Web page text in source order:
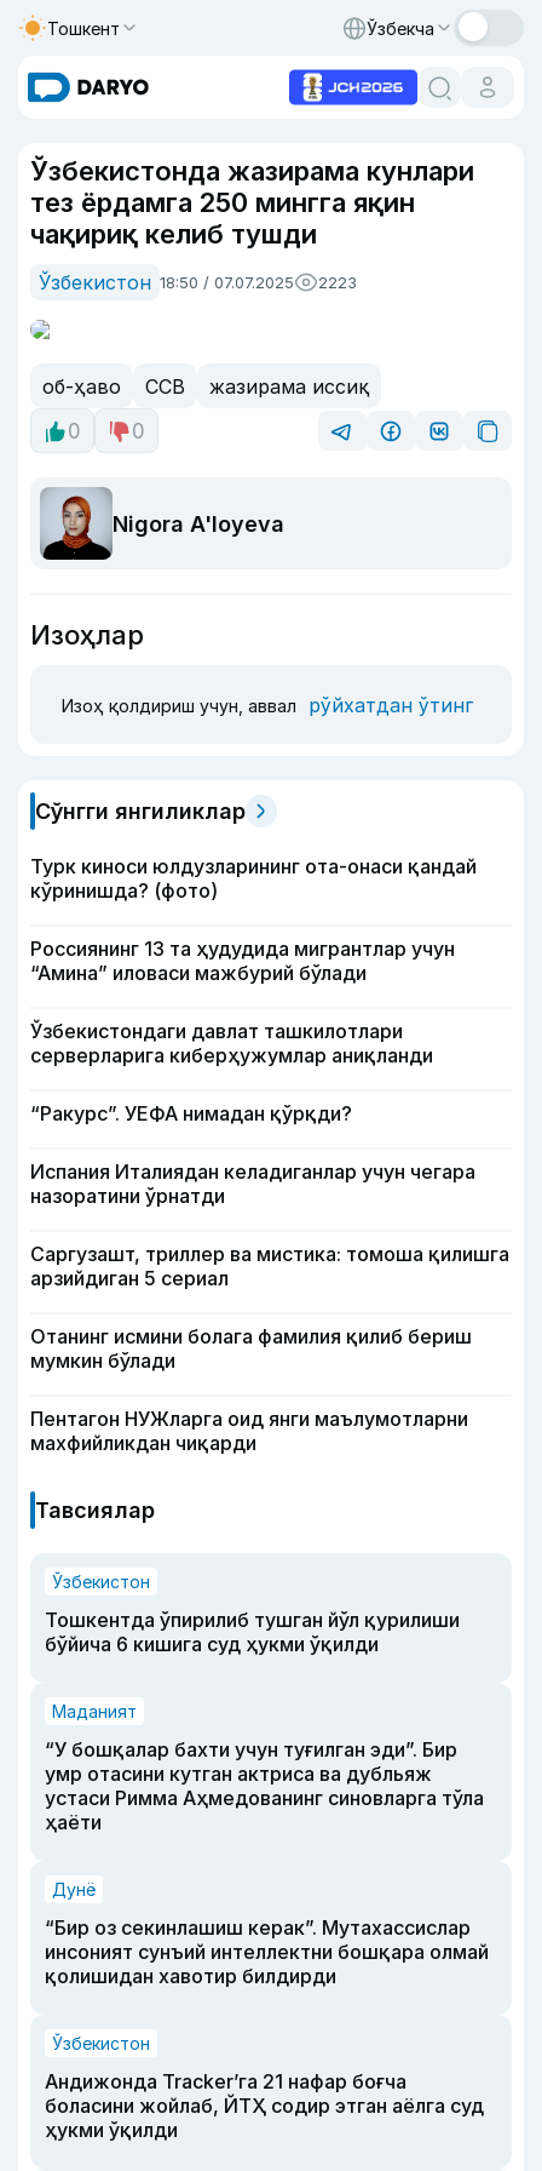
Тошкент Ўзбекча
Ўзбекистонда жазирама кунлари
тез ёрдамга 250 мингга яқин
чақириқ келиб тушди
Ўзбекистон 18:50 / 07.07.2025 2223
об-ҳаво ССВ
жазирама иссиқ
0
0
Nigora A'loyeva
Изоҳлар
Изоҳ қолдириш учун, аввал рўйхатдан ўтинг
Сўнгги янгиликлар
Турк киноси юлдузларининг ота-онаси қандай
кўринишда? (фото)
Россиянинг 13 та ҳудудида мигрантлар учун
“Амина” иловаси мажбурий бўлади
Ўзбекистондаги давлат ташкилотлари
серверларига киберҳужумлар аниқланди
“Ракурс”. УЕФА нимадан қўрқди?
Испания Италиядан келадиганлар учун чегара
назоратини ўрнатди
Саргузашт, триллер ва мистика: томоша қилишга
арзийдиган 5 сериал
Отанинг исмини болага фамилия қилиб бериш
мумкин бўлади
Пентагон НУЖларга оид янги маълумотларни
махфийликдан чиқарди
Тавсиялар
Ўзбекистон
Тошкентда ўпирилиб тушган йўл қурилиши
бўйича 6 кишига суд ҳукми ўқилди
Маданият
“У бошқалар бахти учун туғилган эди”. Бир
умр отасини кутган актриса ва дубльяж
устаси Римма Аҳмедованинг синовларга тўла
ҳаёти
Дунё
“Бир оз секинлашиш керак”. Мутахассислар
инсоният сунъий интеллектни бошқара олмай
қолишидан хавотир билдирди
Ўзбекистон
Андижонда Tracker’га 21 нафар боғча
боласини жойлаб, ЙТҲ содир этган аёлга суд
ҳукми ўқилди